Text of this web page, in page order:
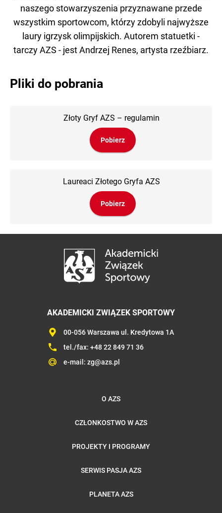
naszego stowarzyszenia przyznawane przede
wszystkim sportowcom, którzy zdobyli najwyższe
laury igrzysk olimpijskich. Autorem statuetki -
tarczy AZS - jest Andrzej Renes, artysta rzeźbiarz.
Pliki do pobrania
Złoty Gryf AZS – regulamin
Pobierz
Laureaci Złotego Gryfa AZS
Pobierz
AKADEMICKI ZWIĄZEK SPORTOWY
00-056 Warszawa ul. Kredytowa 1A
tel./fax: +48 22 849 71 36
e-mail: zg@azs.pl
O AZS
CZŁONKOSTWO W AZS
PROJEKTY I PROGRAMY
SERWIS PASJA AZS
PLANETA AZS